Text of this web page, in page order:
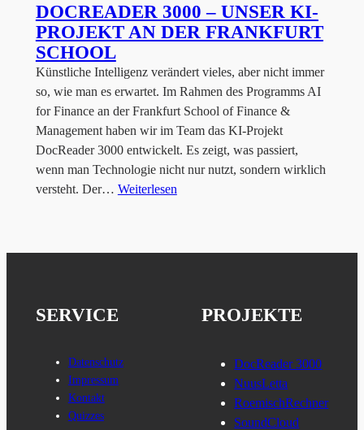
DOCREADER 3000 – UNSER KI-
PROJEKT AN DER FRANKFURT
SCHOOL
Künstliche Intelligenz verändert vieles, aber nicht immer
so, wie man es erwartet. Im Rahmen des Programms AI
for Finance an der Frankfurt School of Finance &
Management haben wir im Team das KI-Projekt
DocReader 3000 entwickelt. Es zeigt, was passiert,
wenn man Technologie nicht nur nutzt, sondern wirklich
versteht. Der… Weiterlesen
SERVICE
Datenschutz
Impressum
Kontakt
Quizzes
PROJEKTE
DocReader 3000
NuusLetta
RoemischRechner
SoundCloud